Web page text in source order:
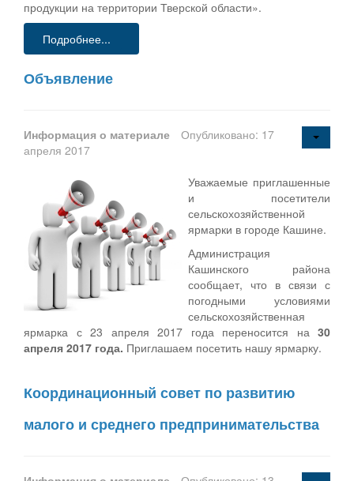
продукции на территории Тверской области».
Подробнее...
Объявление
Информация о материале
Опубликовано: 17
апреля 2017
Уважаемые приглашенные
и посетители
сельскохозяйственной
ярмарки в городе Кашине.
Администрация
Кашинского района
сообщает, что в связи с
погодными условиями
сельскохозяйственная
ярмарка с 23 апреля 2017 года переносится на 30
апреля 2017 года. Приглашаем посетить нашу ярмарку.
Координационный совет по развитию
малого и среднего предпринимательства